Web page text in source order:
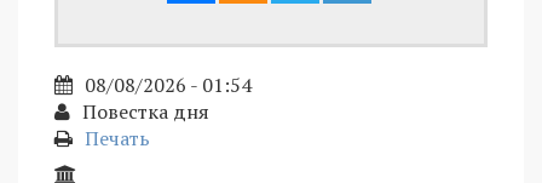
08/08/2026 - 01:54
Повестка дня
Печать